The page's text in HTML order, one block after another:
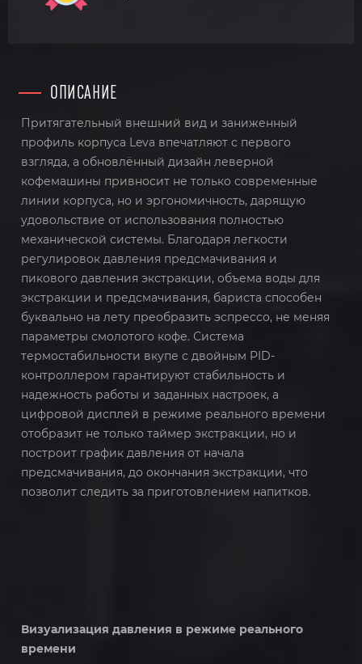
ОПИСАНИЕ
Притягательный внешний вид и заниженный
профиль корпуса Leva впечатляют с первого
взгляда, а обновлённый дизайн леверной
кофемашины привносит не только современные
линии корпуса, но и эргономичность, дарящую
удовольствие от использования полностью
механической системы. Благодаря легкости
регулировок давления предсмачивания и
пикового давления экстракции, объема воды для
экстракции и предсмачивания, бариста способен
буквально на лету преобразить эспрессо, не меняя
параметры смолотого кофе. Система
термостабильности вкупе с двойным PID-
контроллером гарантируют стабильность и
надежность работы и заданных настроек, а
цифровой дисплей в режиме реального времени
отобразит не только таймер экстракции, но и
построит график давления от начала
предсмачивания, до окончания экстракции, что
позволит следить за приготовлением напитков.
Визуализация давления в режиме реального
времени